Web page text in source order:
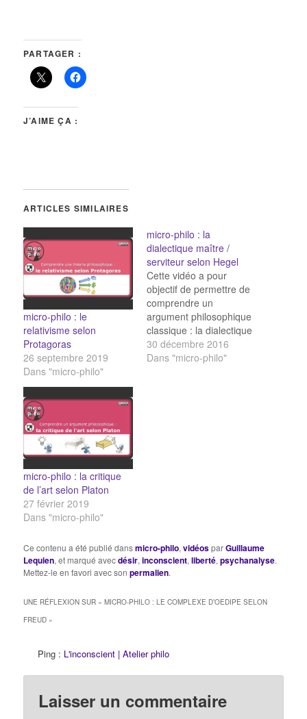
PARTAGER :
J’AIME ÇA :
ARTICLES SIMILAIRES
micro-philo : le
relativisme selon
Protagoras
26 septembre 2019
Dans "micro-philo"
micro-philo : la
dialectique maître /
serviteur selon Hegel
Cette vidéo a pour
objectif de permettre de
comprendre un
argument philosophique
classique : la dialectique
du maître et du serviteur
selon Hegel. Prenez le
30 décembre 2016
Dans "micro-philo"
micro-philo : la critique
de l’art selon Platon
27 février 2019
Dans "micro-philo"
Ce contenu a été publié dansmicro-philo,vidéosparGuillaume
Lequien, et marqué avecdésir,inconscient,liberté,psychanalyse.
Mettez-le en favori avec sonpermalien.
UNE RÉFLEXION SUR «MICRO-PHILO : LE COMPLEXE D’OEDIPE SELON
FREUD »
Ping : L'inconscient | Atelier philo
Laisser un commentaire